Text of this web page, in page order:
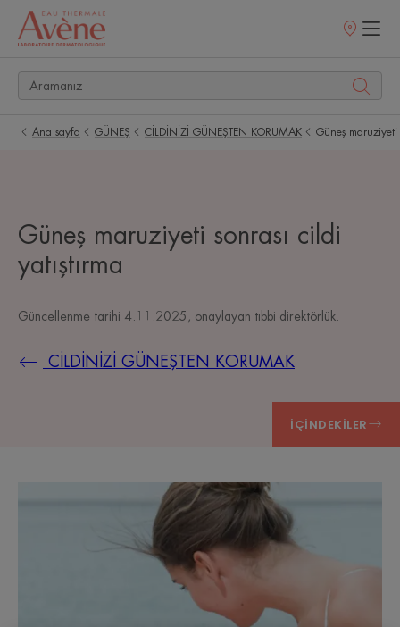
Satış
Ana sayfa GÜNEŞ CİLDİNİZİ GÜNEŞTEN KORUMAK Güneş maruziyeti
Güneş maruziyeti sonrası cildi
yatıştırma
Güncellenme tarihi 4.11.2025 , onaylayan tıbbi direktörlük
CİLDİNİZİ GÜNEŞTEN KORUMAK
İÇINDEKILER